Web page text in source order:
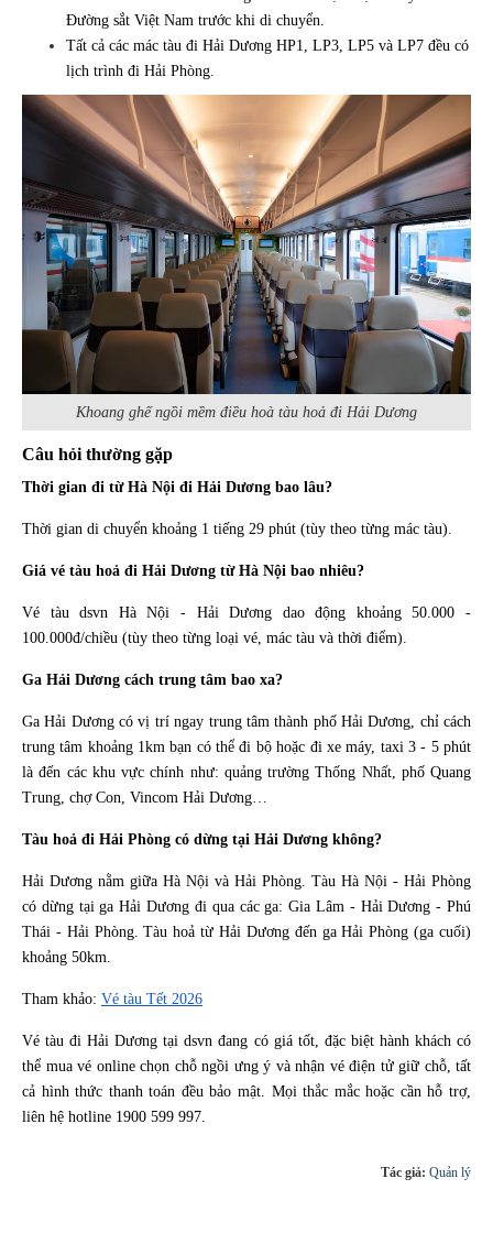
Đường sắt Việt Nam trước khi di chuyển.
Tất cả các mác tàu đi Hải Dương HP1, LP3, LP5 và LP7 đều có
lịch trình đi Hải Phòng.
Khoang ghế ngồi mềm điều hoà tàu hoả đi Hải Dương
Câu hỏi thường gặp
Thời gian đi từ Hà Nội đi Hải Dương bao lâu?
Thời gian di chuyển khoảng 1 tiếng 29 phút (tùy theo từng mác tàu).
Giá vé tàu hoả đi Hải Dương từ Hà Nội bao nhiêu?
Vé tàu dsvn Hà Nội - Hải Dương dao động khoảng 50.000 -
100.000đ/chiều (tùy theo từng loại vé, mác tàu và thời điểm).
Ga Hải Dương cách trung tâm bao xa?
Ga Hải Dương có vị trí ngay trung tâm thành phố Hải Dương, chỉ cách
trung tâm khoảng 1km bạn có thể đi bộ hoặc đi xe máy, taxi 3 - 5 phút
là đến các khu vực chính như: quảng trường Thống Nhất, phố Quang
Trung, chợ Con, Vincom Hải Dương…
Tàu hoả đi Hải Phòng có dừng tại Hải Dương không?
Hải Dương nằm giữa Hà Nội và Hải Phòng. Tàu Hà Nội - Hải Phòng
có dừng tại ga Hải Dương đi qua các ga: Gia Lâm - Hải Dương - Phú
Thái - Hải Phòng. Tàu hoả từ Hải Dương đến ga Hải Phòng (ga cuối)
khoảng 50km.
Tham khảo: Vé tàu Tết 2026
Vé tàu đi Hải Dương tại dsvn đang có giá tốt, đặc biệt hành khách có
thể mua vé online chọn chỗ ngồi ưng ý và nhận vé điện tử giữ chỗ, tất
cả hình thức thanh toán đều bảo mật. Mọi thắc mắc hoặc cần hỗ trợ,
liên hệ hotline 1900 599 997.
Tác giả: Quản lý